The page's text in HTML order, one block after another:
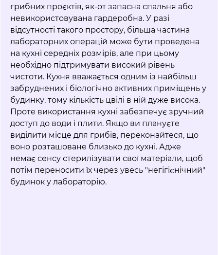
грибних проєктів, як-от запасна спальня або
невикористовувана гардеробна. У разі
відсутності такого простору, більша частина
лабораторних операцій може бути проведена
на кухні середніх розмірів, але при цьому
необхідно підтримувати високий рівень
чистоти. Кухня вважається одним із найбільш
забруднених і біологічно активних приміщень у
будинку, тому кількість цвілі в ній дуже висока.
Проте використання кухні забезпечує зручний
доступ до води і плити. Якщо ви плануєте
виділити місце для грибів, переконайтеся, що
воно розташоване близько до кухні. Адже
немає сенсу стерилізувати свої матеріали, щоб
потім переносити їх через увесь "негігієнічний"
будинок у лабораторію.